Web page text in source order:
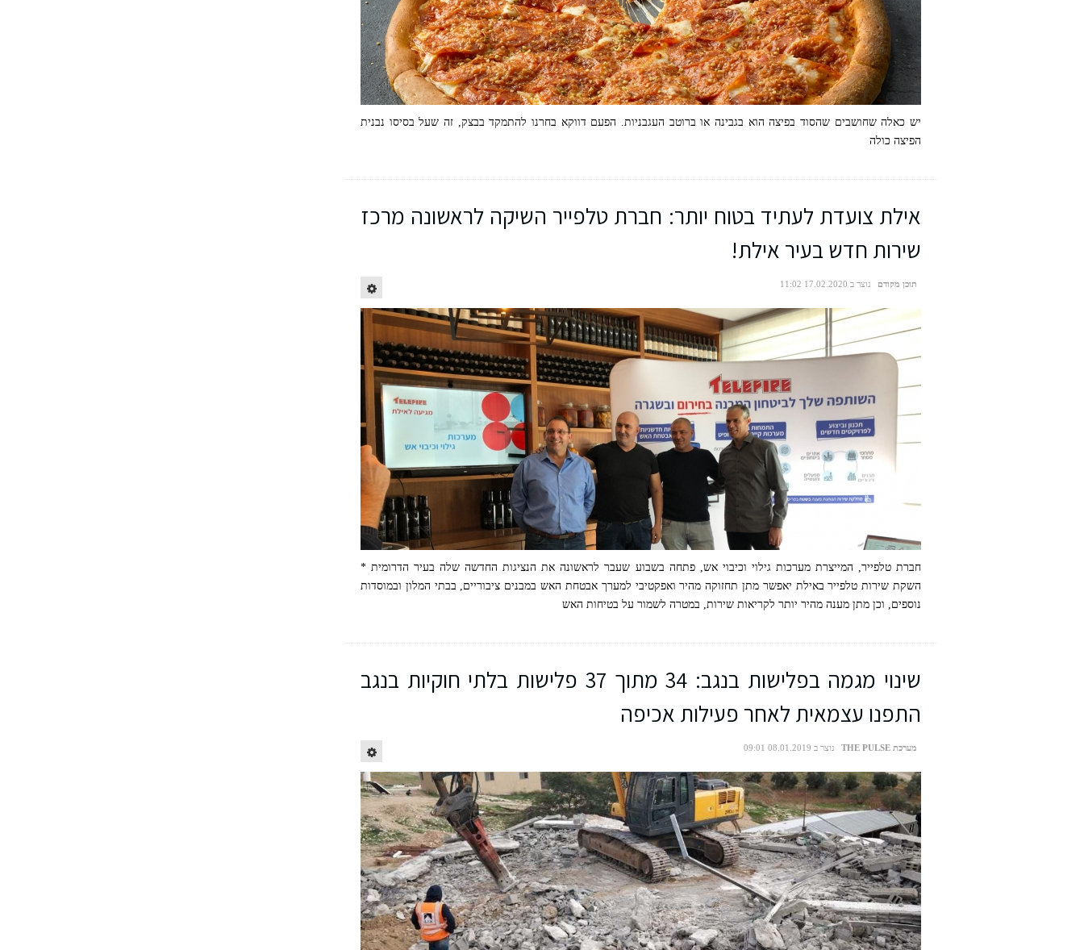
יש כאלה שחושבים שהסוד בפיצה הוא בגבינה או ברוטב העגבניות. הפעם דווקא בחרנו להתמקד בבצק, זה שעל בסיסו נבנית
הפיצה כולה
אילת צועדת לעתיד בטוח יותר: חברת טלפייר השיקה לראשונה מרכז
שירות חדש בעיר אילת!
תוכן מקודם נוצר ב 17.02.2020 11:02
קרדיט תמונה: טלפייר מימין לשמאל: אופיר שחר סמנכל חטיבת הביצוע של טלפייר, יובל עזרא הכוח לביטחון אילת בעמ, דניאל מיכאל הכוח לביטחון אילת
חברת טלפייר, המייצרת מערכות גילוי וכיבוי אש, פתחה בשבוע שעבר לראשונה את הנציגות החדשה שלה בעיר הדרומית *
השקת שירות טלפייר באילת יאפשר מתן תחזוקה מהיר ואפקטיבי למערך אבטחת האש במבנים ציבוריים, בבתי המלון ובמוסדות
נוספים, וכן מתן מענה מהיר יותר לקריאות שירות, במטרה לשמור על בטיחות האש
שינוי מגמה בפלישות בנגב: 34 מתוך 37 פלישות בלתי חוקיות בנגב
התפנו עצמאית לאחר פעילות אכיפה
מערכת THE PULSE נוצר ב 08.01.2019 09:01